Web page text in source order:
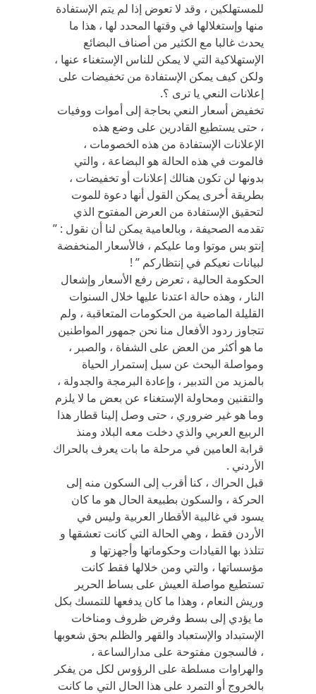
للمستهلكين ، وقد لا تعوض إذا لم يتم الإستفادة
منها وإستغلالها في وقتها المحدد لها ، هذا ما
يحدث غالبا مع الكثير من أصناف البضائع
الإستهلاكية التي لا يمكن للناس الإستغناء عنها ،
ولكن كيف يمكن الإستفادة من تخفيضات على
إعلانات النعي يا ترى ؟.
تخفيض أسعار النعي بحاجة إلى أموات ووفيات
، حتى يستطيع القادرين على وضع هذه
الإعلانات الإستفادة من هذه الخصومات ،
فالموت في هذه الحالة هو البضاعة ، والتي
بدونها لن تكون هنالك إعلانات أو تخفيضات ،
بطريقة أخرى يمكن القول أنها دعوة للموت
لتحقيق الإستفادة من العرض المفتوح الذي
تقدمه الصحيفة ، وبالعامية يمكن لنا أن نقول : ”
إنتو بس موتوا وما عليكم ، فالأسعار المنخفضة
لبيانات نعيكم في إنتظاركم ” !
الحكومة الحالية ، تعرض رفع الأسعار وإشعال
النار ، وهذه حالة اعتدنا عليها خلال السنوات
القليلة الماضية من الحكومات المتعاقبة ، ولم
تتجاوز ردود الأفعال منا نحن جمهور المواطنين
ما هو أكثر من العض على الشفاة ، والصبر ،
ومواصلة البحث عن سبل إستمرار الحياة
بالمزيد من التدبير ، وإعادة البرمجة والجدولة ،
والتقنين ومحاولة الإستغناء عن بعض ما لا يلزم
وما هو غير ضروري ، حتى وصل إلينا قطار هذا
الربيع العربي والذي دخلت معه البلاد ومنذ
قرابة العامين في مرحلة ما بات يعرف بالحراك
الأردني .
قبل الحراك ، كنا أقرب إلى السكون منه إلى
الحركة ، والسكون بطبيعة الحال هو ما كان
يسود في غالبية الأقطار العربية وليس في
الأردن فقط ، وهي الحالة التي كانت تعشقها و
تتلذذ بها القيادات وحكوماتها وأجهزتها و
مؤسساتها ، والتي ومن خلالها فقط كانت
تستطيع مواصلة العيش على بساط الحرير
وريش النعام ، وهذا ما كان يدفعها للتمسك بكل
ما يؤدي إلى بسط وفرض ظروف ومناخات
الإستبداد والإستعباد والقهر والظلم بحق شعوبها
، فالسجون مفتوحة على مدارالساعة ،
والهراوات مسلطة على الرؤوس لكل من يفكر
بالخروج أو التمرد على هذا الحال التي ما كانت